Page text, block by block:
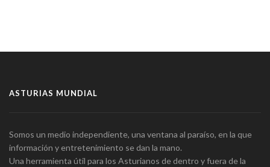
ASTURIAS MUNDIAL
Somos un medio independiente, una ventana al paraíso, en la que
información y entretenimiento se dan la mano.
Una herramienta útil para los Asturianos de dentro y fuera de la